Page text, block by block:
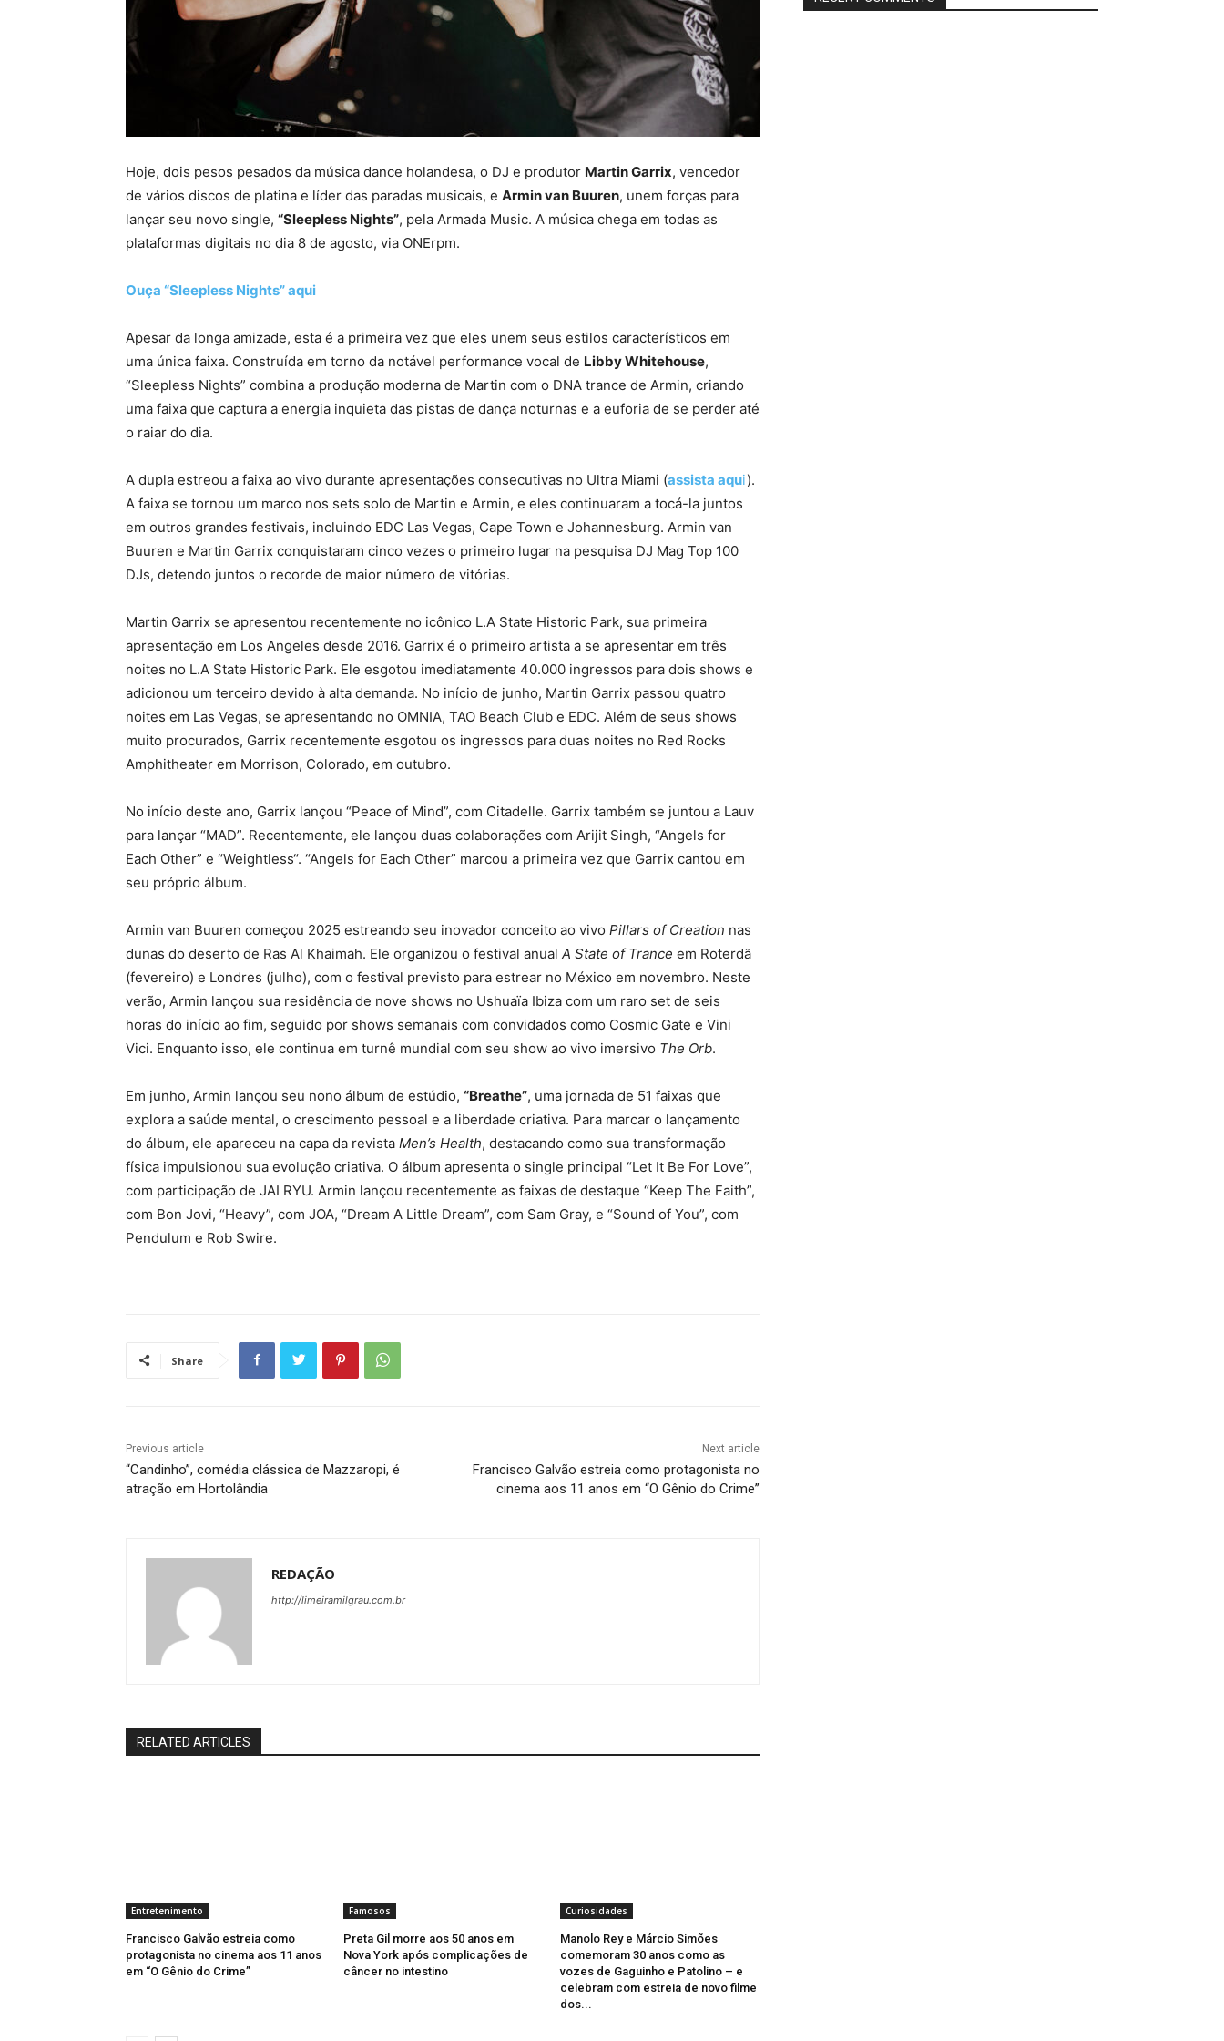
Hoje, dois pesos pesados da música dance holandesa, o DJ e produtor Martin Garrix, vencedor
de vários discos de platina e líder das paradas musicais, e Armin van Buuren, unem forças para
lançar seu novo single, “Sleepless Nights”, pela Armada Music. A música chega em todas as
plataformas digitais no dia 8 de agosto, via ONErpm.
Ouça “Sleepless Nights” aqui
Apesar da longa amizade, esta é a primeira vez que eles unem seus estilos característicos em
uma única faixa. Construída em torno da notável performance vocal de Libby Whitehouse,
“Sleepless Nights” combina a produção moderna de Martin com o DNA trance de Armin, criando
uma faixa que captura a energia inquieta das pistas de dança noturnas e a euforia de se perder até
o raiar do dia.
A dupla estreou a faixa ao vivo durante apresentações consecutivas no Ultra Miami (assista aqui).
A faixa se tornou um marco nos sets solo de Martin e Armin, e eles continuaram a tocá-la juntos
em outros grandes festivais, incluindo EDC Las Vegas, Cape Town e Johannesburg. Armin van
Buuren e Martin Garrix conquistaram cinco vezes o primeiro lugar na pesquisa DJ Mag Top 100
DJs, detendo juntos o recorde de maior número de vitórias.
Martin Garrix se apresentou recentemente no icônico L.A State Historic Park, sua primeira
apresentação em Los Angeles desde 2016. Garrix é o primeiro artista a se apresentar em três
noites no L.A State Historic Park. Ele esgotou imediatamente 40.000 ingressos para dois shows e
adicionou um terceiro devido à alta demanda. No início de junho, Martin Garrix passou quatro
noites em Las Vegas, se apresentando no OMNIA, TAO Beach Club e EDC. Além de seus shows
muito procurados, Garrix recentemente esgotou os ingressos para duas noites no Red Rocks
Amphitheater em Morrison, Colorado, em outubro.
No início deste ano, Garrix lançou “Peace of Mind”, com Citadelle. Garrix também se juntou a Lauv
para lançar “MAD”. Recentemente, ele lançou duas colaborações com Arijit Singh, “Angels for
Each Other” e “Weightless“. “Angels for Each Other” marcou a primeira vez que Garrix cantou em
seu próprio álbum.
Armin van Buuren começou 2025 estreando seu inovador conceito ao vivo Pillars of Creation nas
dunas do deserto de Ras Al Khaimah. Ele organizou o festival anual A State of Trance em Roterdã
(fevereiro) e Londres (julho), com o festival previsto para estrear no México em novembro. Neste
verão, Armin lançou sua residência de nove shows no Ushuaïa Ibiza com um raro set de seis
horas do início ao fim, seguido por shows semanais com convidados como Cosmic Gate e Vini
Vici. Enquanto isso, ele continua em turnê mundial com seu show ao vivo imersivo The Orb.
Em junho, Armin lançou seu nono álbum de estúdio, “Breathe”, uma jornada de 51 faixas que
explora a saúde mental, o crescimento pessoal e a liberdade criativa. Para marcar o lançamento
do álbum, ele apareceu na capa da revista Men’s Health, destacando como sua transformação
física impulsionou sua evolução criativa. O álbum apresenta o single principal “Let It Be For Love”,
com participação de JAI RYU. Armin lançou recentemente as faixas de destaque “Keep The Faith”,
com Bon Jovi, “Heavy”, com JOA, “Dream A Little Dream”, com Sam Gray, e “Sound of You”, com
Pendulum e Rob Swire.
Share
Previous article
“Candinho”, comédia clássica de Mazzaropi, é
atração em Hortolândia
Next article
Francisco Galvão estreia como protagonista no
cinema aos 11 anos em “O Gênio do Crime”
REDAÇÃO
http://limeiramilgrau.com.br
RELATED ARTICLES
Entretenimento
Francisco Galvão estreia como
protagonista no cinema aos 11 anos
em “O Gênio do Crime”
Famosos
Preta Gil morre aos 50 anos em
Nova York após complicações de
câncer no intestino
Curiosidades
Manolo Rey e Márcio Simões
comemoram 30 anos como as
vozes de Gaguinho e Patolino – e
celebram com estreia de novo filme
dos...